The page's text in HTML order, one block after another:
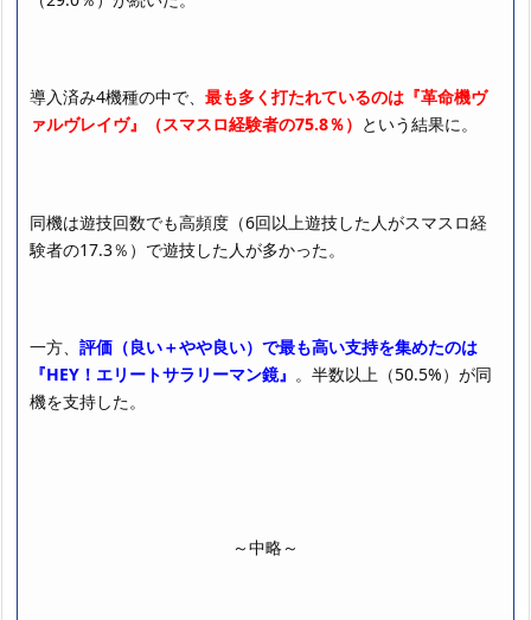
導入済み4機種の中で、 最も多く打たれているのは『革命機ヴ
ァルヴレイヴ』（スマスロ経験者の75.8％） という結果に。
同機は遊技回数でも高頻度（6回以上遊技した人がスマスロ経
験者の17.3％）で遊技した人が多かった。
一方、 評価（良い＋やや良い）で最も高い支持を集めたのは
『HEY！エリートサラリーマン鏡』 。半数以上（50.5%）が同
機を支持した。
～中略～